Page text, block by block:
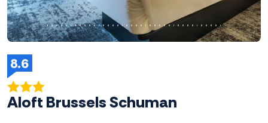
8.6
Aloft Brussels Schuman